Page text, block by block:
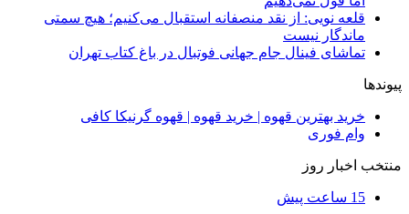
قلعه نویی: از نقد منصفانه استقبال می‌کنیم؛ هیچ سمتی
ماندگار نیست
تماشای فینال جام جهانی فوتبال در باغ کتاب تهران
پیوندها
خرید بهترین قهوه | خرید قهوه | قهوه گرنیکا کافی
وام فوری
منتخب اخبار روز
15 ساعت پیش